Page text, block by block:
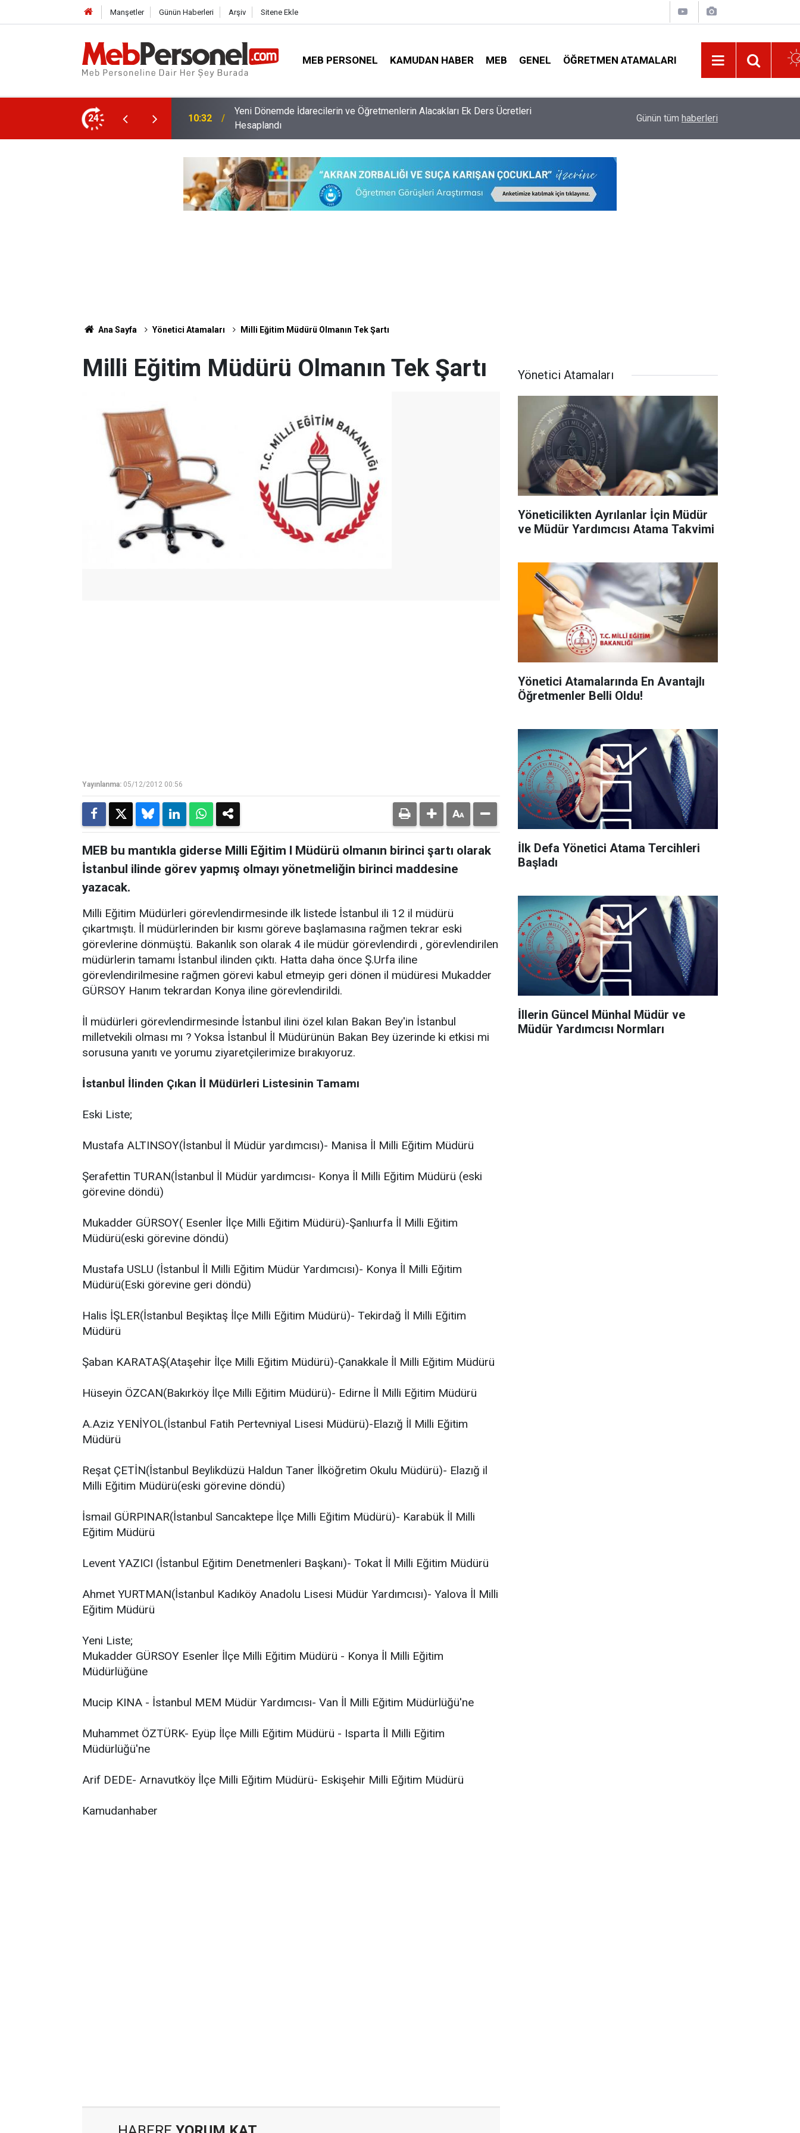
Manşetler Günün Haberleri Arşiv Sitene Ekle
MEB PERSONEL KAMUDAN HABER MEB GENEL ÖĞRETMEN ATAMALARI
24
Alacakları Ek Ders Ücretleri
10:02 Bakan Yusuf Tekin Açıkladı: Müfredat Neden Değişti, Öğrencileri Ne Bekliyor? Yeni Okula Başlayan Öğrencilerin Sınıfları Bu
Günün tüm haberleri
Ana Sayfa Yönetici Atamaları Milli Eğitim Müdürü Olmanın Tek Şartı
Milli Eğitim Müdürü Olmanın Tek Şartı
Yayınlanma: 05/12/2012 00:56
MEB bu mantıkla giderse Milli Eğitim l Müdürü olmanın birinci şartı olarak
İstanbul ilinde görev yapmış olmayı yönetmeliğin birinci maddesine
yazacak.
Milli Eğitim Müdürleri görevlendirmesinde ilk listede İstanbul ili 12 il müdürü
çıkartmıştı. İl müdürlerinden bir kısmı göreve başlamasına rağmen tekrar eski
görevlerine dönmüştü. Bakanlık son olarak 4 ile müdür görevlendirdi , görevlendirilen
müdürlerin tamamı İstanbul ilinden çıktı. Hatta daha önce Ş.Urfa iline
görevlendirilmesine rağmen görevi kabul etmeyip geri dönen il müdüresi Mukadder
GÜRSOY Hanım tekrardan Konya iline görevlendirildi.
İl müdürleri görevlendirmesinde İstanbul ilini özel kılan Bakan Bey'in İstanbul
milletvekili olması mı ? Yoksa İstanbul İl Müdürünün Bakan Bey üzerinde ki etkisi mi
sorusuna yanıtı ve yorumu ziyaretçilerimize bırakıyoruz.
İstanbul İlinden Çıkan İl Müdürleri Listesinin Tamamı
Eski Liste;
Mustafa ALTINSOY(İstanbul İl Müdür yardımcısı)- Manisa İl Milli Eğitim Müdürü
Şerafettin TURAN(İstanbul İl Müdür yardımcısı- Konya İl Milli Eğitim Müdürü (eski
görevine döndü)
Mukadder GÜRSOY( Esenler İlçe Milli Eğitim Müdürü)-Şanlıurfa İl Milli Eğitim
Müdürü(eski görevine döndü)
Mustafa USLU (İstanbul İl Milli Eğitim Müdür Yardımcısı)- Konya İl Milli Eğitim
Müdürü(Eski görevine geri döndü)
Halis İŞLER(İstanbul Beşiktaş İlçe Milli Eğitim Müdürü)- Tekirdağ İl Milli Eğitim
Müdürü
Şaban KARATAŞ(Ataşehir İlçe Milli Eğitim Müdürü)-Çanakkale İl Milli Eğitim Müdürü
Hüseyin ÖZCAN(Bakırköy İlçe Milli Eğitim Müdürü)- Edirne İl Milli Eğitim Müdürü
A.Aziz YENİYOL(İstanbul Fatih Pertevniyal Lisesi Müdürü)-Elazığ İl Milli Eğitim
Müdürü
Reşat ÇETİN(İstanbul Beylikdüzü Haldun Taner İlköğretim Okulu Müdürü)- Elazığ il
Milli Eğitim Müdürü(eski görevine döndü)
İsmail GÜRPINAR(İstanbul Sancaktepe İlçe Milli Eğitim Müdürü)- Karabük İl Milli
Eğitim Müdürü
Levent YAZICI (İstanbul Eğitim Denetmenleri Başkanı)- Tokat İl Milli Eğitim Müdürü
Ahmet YURTMAN(İstanbul Kadıköy Anadolu Lisesi Müdür Yardımcısı)- Yalova İl Milli
Eğitim Müdürü
Yeni Liste;
Mukadder GÜRSOY Esenler İlçe Milli Eğitim Müdürü - Konya İl Milli Eğitim
Müdürlüğüne
Mucip KINA - İstanbul MEM Müdür Yardımcısı- Van İl Milli Eğitim Müdürlüğü'ne
Muhammet ÖZTÜRK- Eyüp İlçe Milli Eğitim Müdürü - Isparta İl Milli Eğitim
Müdürlüğü'ne
Arif DEDE- Arnavutköy İlçe Milli Eğitim Müdürü- Eskişehir Milli Eğitim Müdürü
Kamudanhaber
Yönetici Atamaları
Yöneticilikten Ayrılanlar İçin Müdür
ve Müdür Yardımcısı Atama Takvimi
Yönetici Atamalarında En Avantajlı
Öğretmenler Belli Oldu!
İlk Defa Yönetici Atama Tercihleri
Başladı
İllerin Güncel Münhal Müdür ve
Müdür Yardımcısı Normları